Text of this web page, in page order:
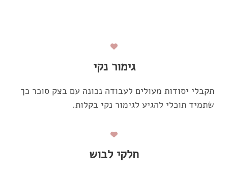
גימור נקי
תקבלי יסודות מעולים לעבודה נכונה עם בצק סוכר כך
שתמיד תוכלי להגיע לגימור נקי בקלות.
חלקי לבוש